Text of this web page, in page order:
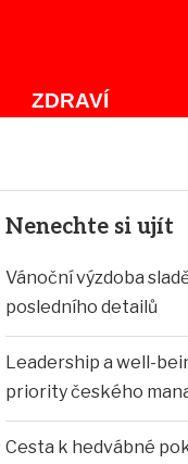
ZDRAVÍ
Nenechte si ujít
Vánoční výzdoba
posledního detailů
Leadership a well-
priority českého
Cesta k hedvábné